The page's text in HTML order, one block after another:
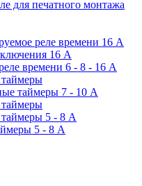
для печатного монтажа
реле времени 16 A
16 A
времени 6 - 8 - 16 A
таймеры 7 - 10 A
5 - 8 А
5 - 8 A